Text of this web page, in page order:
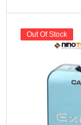
Out Of Stock
Out Of Stock